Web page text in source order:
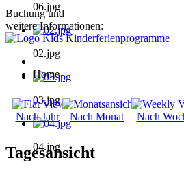
06.jpg
02.jpg
03.jpg
04.jpg
Buchung und
weitere Informationen:
Home
Nach Jahr Nach Monat Nach
Tagesansicht